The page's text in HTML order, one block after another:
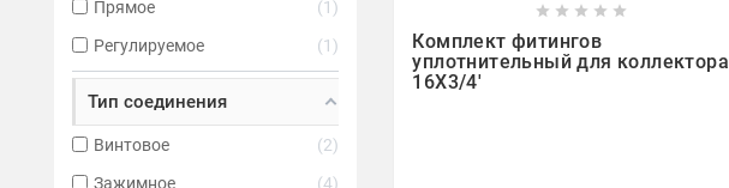
Прямое
1
Регулируемое
1
Тип соединения
Винтовое
2
Зажимное
4
 
    
Комплект фитингов
уплотнительный для коллектора
16X3/4'